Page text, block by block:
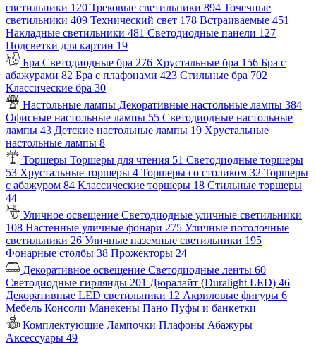
светильники 120 Трековые светильники 894 Точечные
светильники 409 Технический свет 178 Встраиваемые 451
Накладные светильники 481 Светодиодные панели 127
Подсветки для картин 19
Бра Светодиодные бра 276 Хрустальные бра 156 Бра с
абажурами 82 Бра с плафонами 423 Стильные бра 702
Классические бра 30
Настольные лампы Декоративные настольные лампы 384
Офисные настольные лампы 55 Светодиодные настольные
лампы 43 Детские настольные лампы 19 Хрустальные
настольные лампы 8
Торшеры Торшеры для чтения 51 Светодиодные торшеры
53 Хрустальные торшеры 4 Торшеры со столиком 32 Торшеры
с абажуром 84 Классические торшеры 18 Стильные торшеры
44
Уличное освещение Светодиодные уличные светильники
108 Настенные уличные фонари 275 Уличные потолочные
светильники 26 Уличные наземные светильники 195
Фонарные столбы 38 Прожекторы 24
Декоративное освещение Светодиодные ленты 60
Светодиодные гирлянды 201 Дюралайт (Duralight LED) 46
Декоративные LED светильники 12 Акриловые фигуры 6
Мебель Консоли Манекены Пано Пуфы и банкетки
Комплектующие Лампочки Плафоны Абажуры
Аксессуары 49